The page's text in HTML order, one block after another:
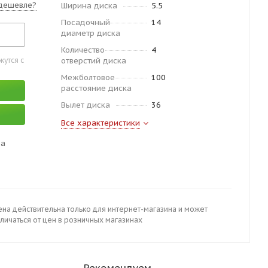
с
Ширина диска
5.5
Посадочный
диаметр диска
14
Количество
отверстий диска
4
Межболтовое
расстояние диска
100
Вылет диска
36
Все характеристики
действительна только для интернет-магазина и может
от цен в розничных магазинах